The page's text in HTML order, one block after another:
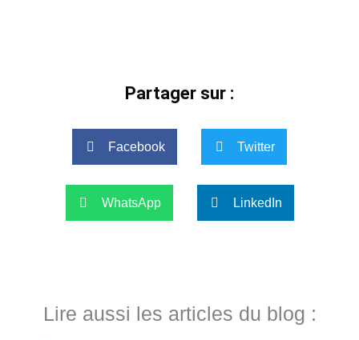
Partager sur :
Facebook Twitter
WhatsApp LinkedIn
Lire aussi les articles du blog :